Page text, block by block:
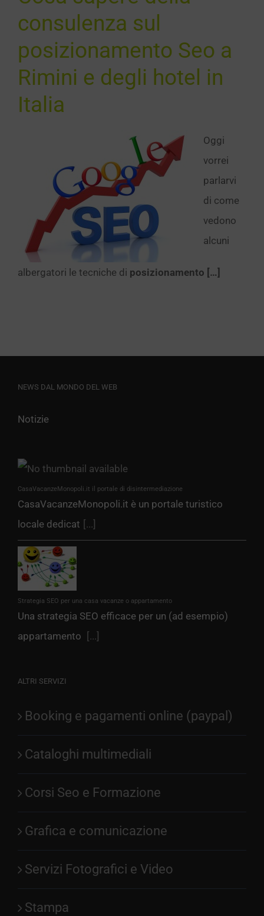
SEOconsulenza sul
posizionamento Seo a
Rimini e degli hotel in
Italia
Oggi
vorrei
parlarvi
di come
vedono
alcuni
albergatori le tecniche di posizionamento […]
NEWS DAL MONDO DEL WEB
Notizie
CasaVacanzeMonopoli.it il portale di disintermediazione
CasaVacanzeMonopoli.it è un portale turistico
locale dedicat [...]
Strategia SEO per una casa vacanze o appartamento
Una strategia SEO efficace per un (ad esempio)
appartamento
[...]
ALTRI SERVIZI
Booking e pagamenti online (paypal)
Cataloghi multimediali
Corsi Seo e Formazione
Grafica e comunicazione
Servizi Fotografici e Video
Stampa